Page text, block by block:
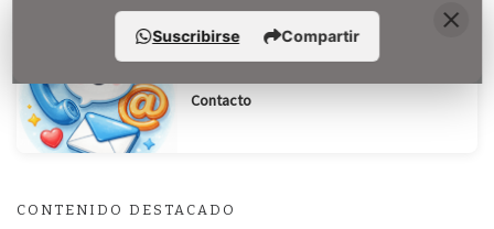
Contacto
CONTENIDO DESTACADO
Suscribirse Compartir